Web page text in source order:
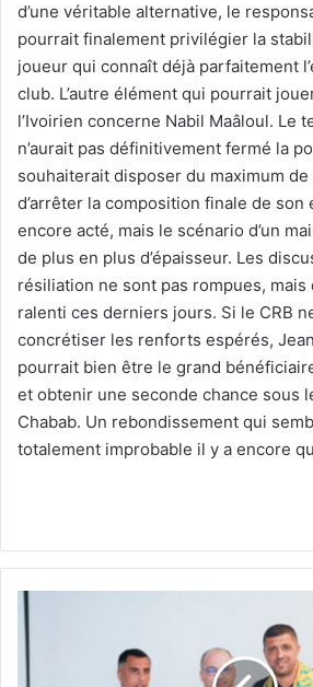
d’une véritable alternative, le
pourrait finalement privilégier la
joueur qui connaît déjà parfaitement
club. L’autre élément qui pourrait
l’Ivoirien concerne Nabil Maâloul. Le
n’aurait pas définitivement fermé la
souhaiterait disposer du maximum
d’arrêter la composition finale de son
encore acté, mais le scénario d’un
de plus en plus d’épaisseur. Les
résiliation ne sont pas rompues,
ralenti ces derniers jours. Si le CRB
concrétiser les renforts espérés,
pourrait bien être le grand
et obtenir une seconde chance sous
Chabab. Un rebondissement qui
totalement improbable il y a encore
Mansouri
vise
des